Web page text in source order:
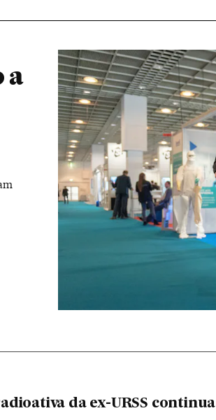
a
da ex-URSS continua